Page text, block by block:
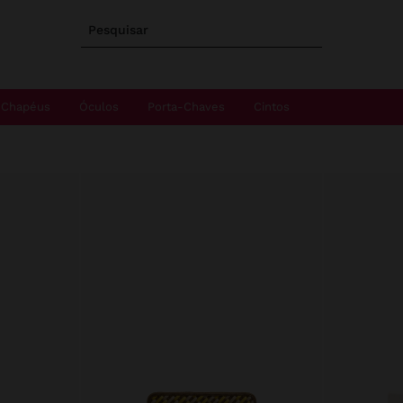
Pesquisar
Chapéus Óculos Porta-Chaves Cintos